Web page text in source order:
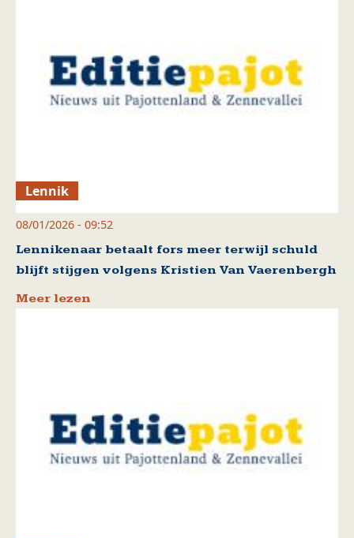
Lennik
08/01/2026 - 09:52
Lennikenaar betaalt fors meer terwijl schuld
blijft stijgen volgens Kristien Van Vaerenbergh
Meer lezen